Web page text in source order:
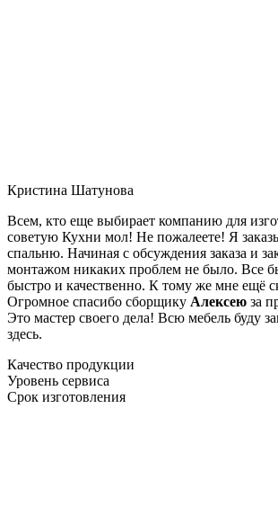
Кристина Шатунова
Всем, кто еще выбирает компанию для
советую Кухни мол! Не пожалеете! Я
спальню. Начиная с обсуждения заказа и
монтажом никаких проблем не было. Все
быстро и качественно. К тому же мне ещё
Огромное спасибо сборщику Алексею за
Это мастер своего дела! Всю мебель буду
здесь.
Качество продукции
Уровень сервиса
Срок изготовления